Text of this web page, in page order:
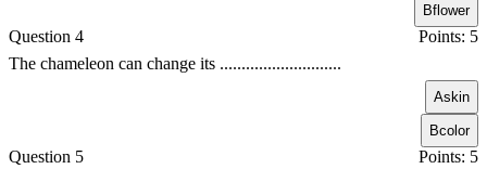
B flower
Question 4
Points: 5
The chameleon can change its ............................
Askin
Bcolor
Question 5
Points: 5